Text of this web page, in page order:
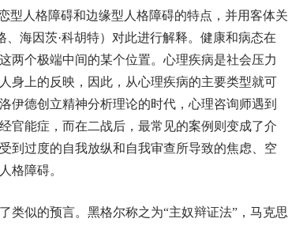
型人格障碍和边缘型人格障碍的特点，并用客体关
海因茨·科胡特）对此进行解释。健康和病态在
两个极端中间的某个位置。心理疾病是社会压力
身上的反映，因此，从心理疾病的主要类型就可
伊德创立精神分析理论的时代，心理咨询师遇到
官能症，而在二战后，最常见的案例则变成了介
到过度的自我放纵和自我审查所导致的焦虑、空
格障碍。
类似的预言。黑格尔称之为“主奴辩证法”，马克思